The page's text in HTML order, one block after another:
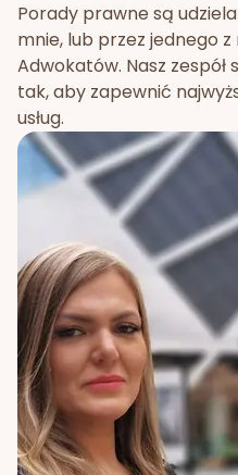
Porady prawne są
mnie, lub przez jednego
Adwokatów. Nasz
tak, aby zapewnić
usług.